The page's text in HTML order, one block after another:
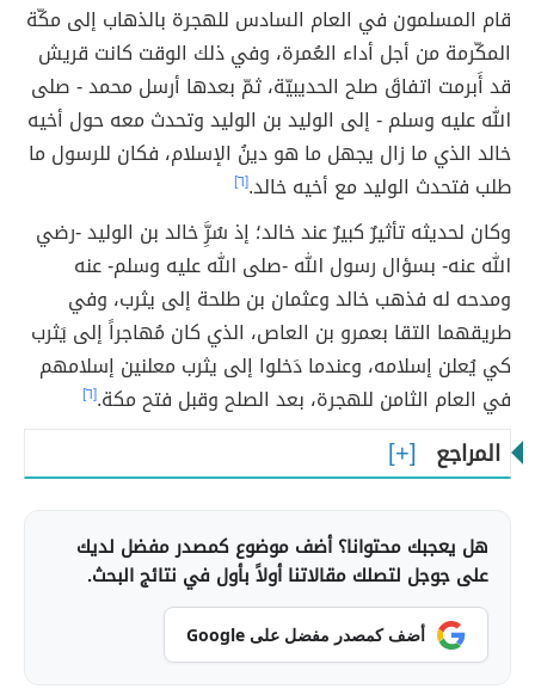
قام المسلمون في العام السادس للهجرة بالذهاب إلى مكّة
المكّرمة من أجل أداء العُمرة، وفي ذلك الوقت كانت قريش
قد أَبرمت اتفاقَ صلح الحديبيّة، ثمّ بعدها أرسل محمد - صلى
الله عليه وسلم - إلى الوليد بن الوليد وتحدث معه حول أخيه
خالد الذي ما زال يجهل ما هو دينُ الإسلام، فكان للرسول ما
طلب فتحدث الوليد مع أخيه خالد.[٦]
وكان لحديثه تأثيرٌ كبيرٌ عند خالد؛ إذ سُرَِّ خالد بن الوليد -رضي
الله عنه- بسؤال رسول الله -صلى الله عليه وسلم- عنه
ومدحه له فذهب خالد وعثمان بن طلحة إلى يثرب، وفي
طريقهما التقا بعمرو بن العاص، الذي كان مُهاجراً إلى يَثرب
كي يُعلن إسلامه، وعندما دَخلوا إلى يثرب معلنين إسلامهم
في العام الثامن للهجرة، بعد الصلح وقبل فتح مكة.[٦]
المراجع
هل يعجبك محتوانا؟ أضف موضوع كمصدر مفضل لديك
على جوجل لتصلك مقالاتنا أولاً بأول في نتائج البحث.
أضف كمصدر مفضل على Google